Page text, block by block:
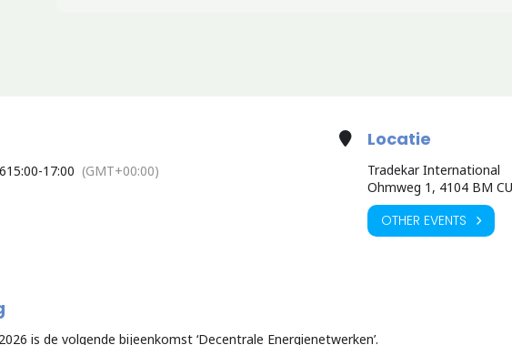
15:00-17:00 (GMT+00:00)
Locatie
Tradekar International
Ohmweg 1, 4104 BM
OTHER EVENTS
is de volgende bijeenkomst ‘Decentrale Energienetwerken’.